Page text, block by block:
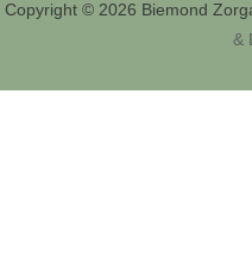
Copyright © 2026 Biemond
&